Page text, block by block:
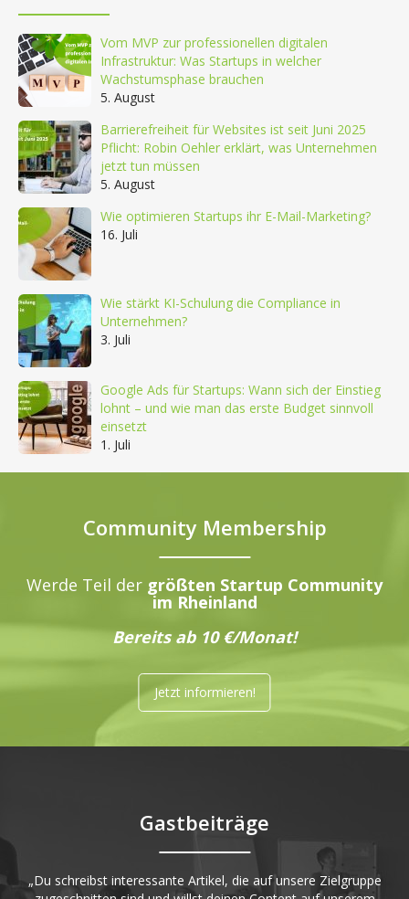
Vom MVP zur professionellen digitalen
Infrastruktur: Was Startups in welcher
Wachstumsphase brauchen
5. August
Barrierefreiheit für Websites ist seit Juni 2025
Pflicht: Robin Oehler erklärt, was Unternehmen
jetzt tun müssen
5. August
Wie optimieren Startups ihr E-Mail-Marketing?
16. Juli
Wie stärkt KI-Schulung die Compliance in
Unternehmen?
3. Juli
Google Ads für Startups: Wann sich der Einstieg
lohnt – und wie man das erste Budget sinnvoll
einsetzt
1. Juli
Community Membership
Werde Teil der größten Startup Community
im Rheinland
Bereits ab 10 €/Monat!
Jetzt informieren!
Gastbeiträge
„Du schreibst interessante Artikel, die auf unsere Zielgruppe